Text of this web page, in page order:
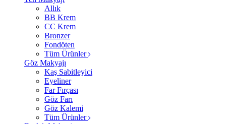
Allık
BB Krem
CC Krem
Bronzer
Fondöten
Tüm Ürünler
Göz Makyajı
Kaş Sabitleyici
Eyeliner
Far Fırçası
Göz Farı
Göz Kalemi
Tüm Ürünler